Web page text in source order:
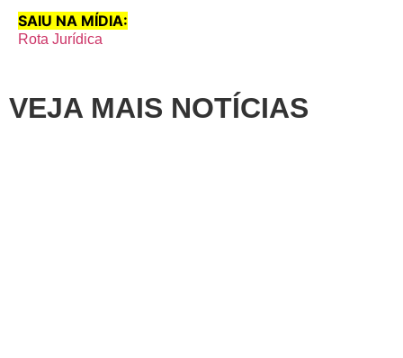
SAIU NA MÍDIA:
Rota Jurídica
VEJA MAIS NOTÍCIAS